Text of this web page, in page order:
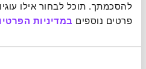
פרטים נוספים במדיניות
מציעה לקחת בחשבון שייתכן כי
משקפים משהו שנמצא בנו, לא